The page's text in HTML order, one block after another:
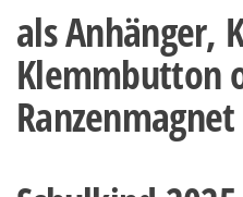
als Anhänger,
Klemmbutton